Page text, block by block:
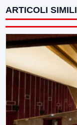
ARTICOLI SIMILI